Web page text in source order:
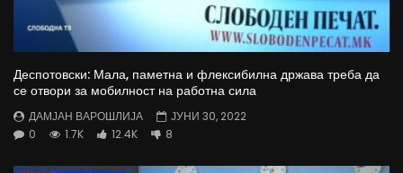
Деспотовски: Мала, паметна и флексибилна држава треба да
се отвори за мобилност на работна сила
ДАМЈАН ВАРОШЛИЈА
ЈУНИ 30, 2022
0
1.7K 12.4K 8